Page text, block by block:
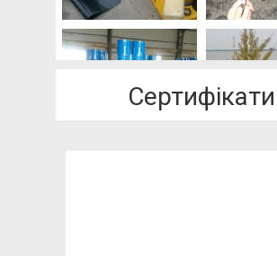
Сертифікати